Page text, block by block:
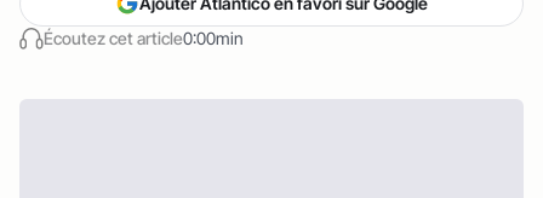
Écoutez cet article0:00min